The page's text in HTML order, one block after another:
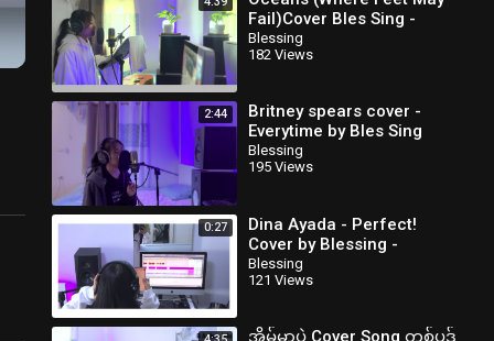
Fail)Cover Bles Sing -
Mutitrack free download
Blessing
182 Views
2:44
Britney spears cover -
Everytime by Bles Sing
Mutitracks Download
Blessing
195 Views
0:27
Dina Ayada - Perfect!
Cover by Blessing -
Mutitrack free download
Blessing
121 Views
အိမ်မှာပဲ Cover Song တစ်ပုဒ်